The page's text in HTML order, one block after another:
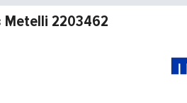
Metelli 2203462